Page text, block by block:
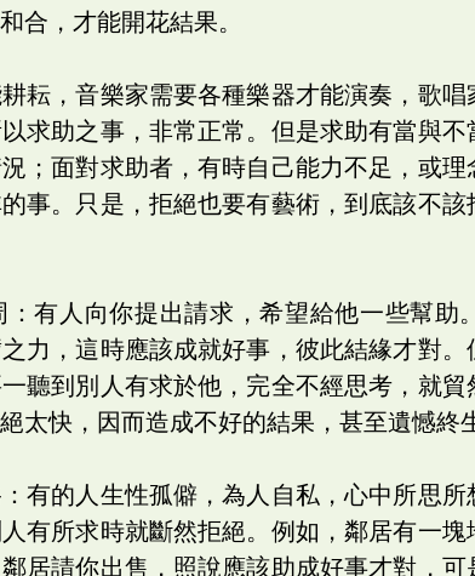
合，才能開花結果。
耘，音樂家需要各種樂器才能演奏，歌
求助之事，非常正常。但是求助有當與
；面對求助者，有時自己能力不足，或
事。只是，拒絕也要有藝術，到底該不該
有人向你提出請求，希望給他一些幫助
力，這時應該成就好事，彼此結緣才對
聽到別人有求於他，完全不經思考，就貿
太快，因而造成不好的結果，甚至遺憾終
有的人生性孤僻，為人自私，心中所思
有所求時就斷然拒絕。例如，鄰居有一
居請你出售，照說應該助成好事才對，可